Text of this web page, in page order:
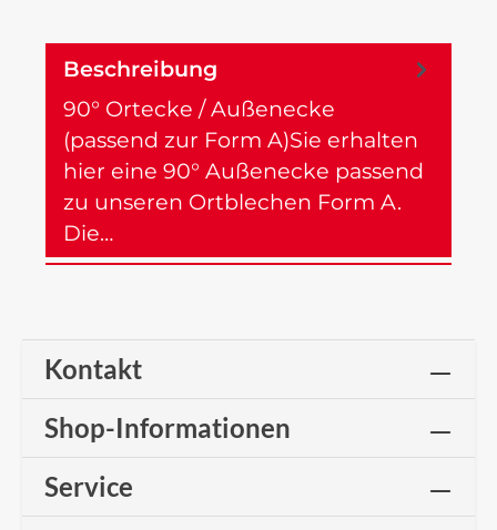
Beschreibung
90° Ortecke / Außenecke
(passend zur Form A)Sie erhalten
hier eine 90° Außenecke passend
zu unseren Ortblechen Form A.
Die…
Kontakt
Shop-Informationen
Service